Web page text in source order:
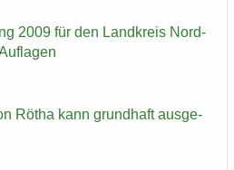
2009 für den Land­kreis Nord­
Rötha kann grund­haft aus­ge­